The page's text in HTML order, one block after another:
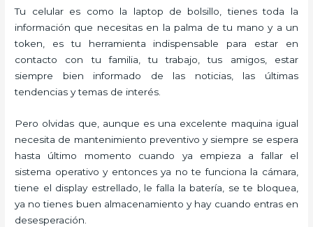
Tu celular es como la laptop de bolsillo, tienes toda la
información que necesitas en la palma de tu mano y a un
token, es tu herramienta indispensable para estar en
contacto con tu familia, tu trabajo, tus amigos, estar
siempre bien informado de las noticias, las últimas
tendencias y temas de interés.
Pero olvidas que, aunque es una excelente maquina igual
necesita de mantenimiento preventivo y siempre se espera
hasta último momento cuando ya empieza a fallar el
sistema operativo y entonces ya no te funciona la cámara,
tiene el display estrellado, le falla la batería, se te bloquea,
ya no tienes buen almacenamiento y hay cuando entras en
desesperación.